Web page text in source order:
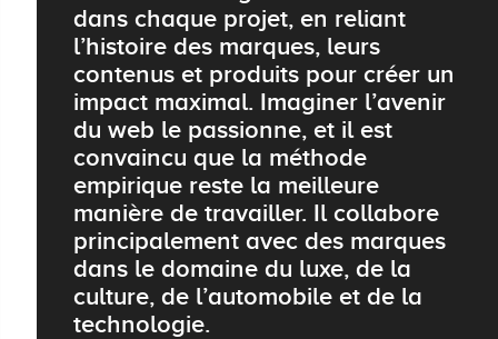
dans chaque projet, en reliant
l’histoire des marques, leurs
contenus et produits pour créer un
impact maximal. Imaginer l’avenir
du web le passionne, et il est
convaincu que la méthode
empirique reste la meilleure
manière de travailler. Il collabore
principalement avec des marques
dans le domaine du luxe, de la
culture, de l’automobile et de la
technologie.